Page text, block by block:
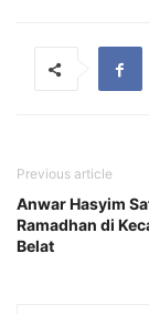
Previous article
Anwar Hasyim
Ramadhan di
Belat